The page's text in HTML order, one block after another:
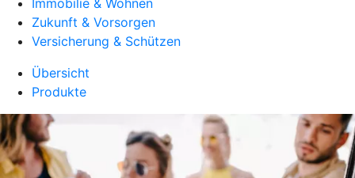
Immobilie & Wohnen
Zukunft & Vorsorgen
Versicherung & Schützen
Übersicht
Produkte